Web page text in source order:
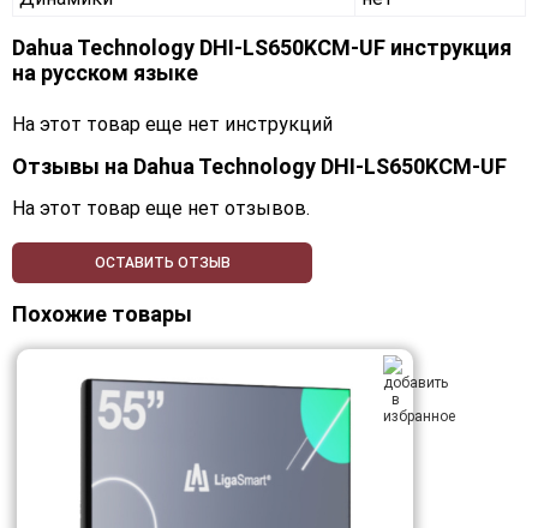
Dahua Technology DHI-LS650KCM-UF инструкция
на русском языке
На этот товар еще нет инструкций
Отзывы на Dahua Technology DHI-LS650KCM-UF
На этот товар еще нет отзывов.
ОСТАВИТЬ ОТЗЫВ
Похожие товары